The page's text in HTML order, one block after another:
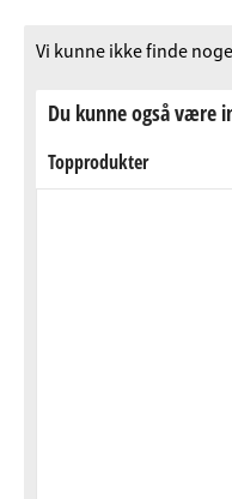
Vi kunne ikke finde
Du kunne også være
Topprodukter